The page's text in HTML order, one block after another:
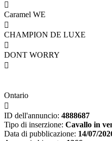

Caramel WE

CHAMPION DE LUXE

DONT WORRY

Ontario

ID dell'annuncio: 4888687
Tipo di inserzione: Cavallo in
Data di pubblicazione: 14/07/